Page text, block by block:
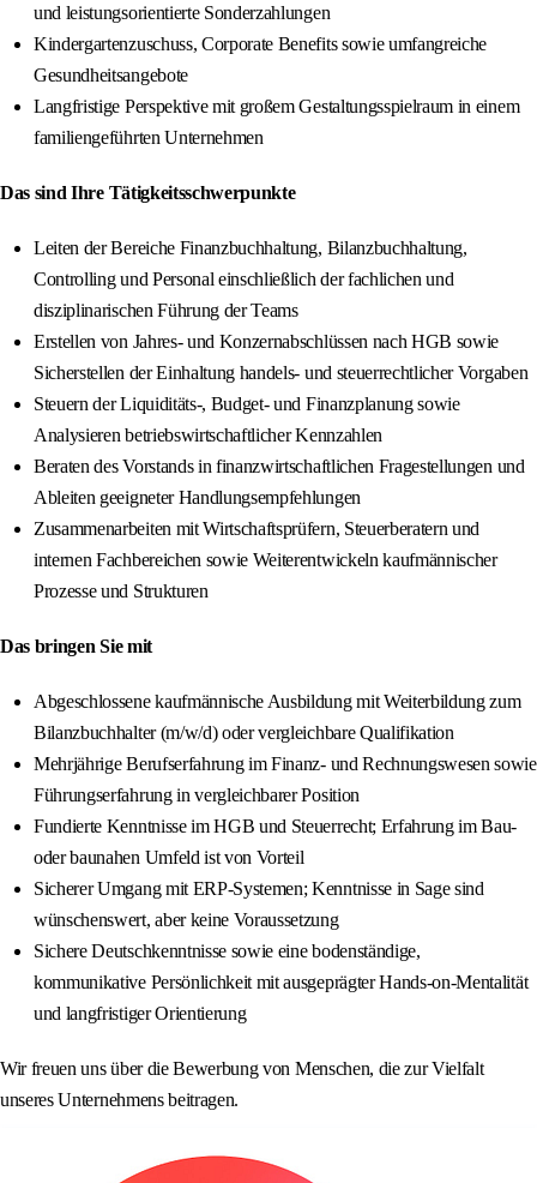
und leistungsorientierte Sonderzahlungen
Kindergartenzuschuss, Corporate Benefits sowie umfangreiche
Gesundheitsangebote
Langfristige Perspektive mit großem Gestaltungsspielraum in einem
familiengeführten Unternehmen
Das sind Ihre Tätigkeitsschwerpunkte
Leiten der Bereiche Finanzbuchhaltung, Bilanzbuchhaltung,
Controlling und Personal einschließlich der fachlichen und
disziplinarischen Führung der Teams
Erstellen von Jahres- und Konzernabschlüssen nach HGB sowie
Sicherstellen der Einhaltung handels- und steuerrechtlicher Vorgaben
Steuern der Liquiditäts-, Budget- und Finanzplanung sowie
Analysieren betriebswirtschaftlicher Kennzahlen
Beraten des Vorstands in finanzwirtschaftlichen Fragestellungen und
Ableiten geeigneter Handlungsempfehlungen
Zusammenarbeiten mit Wirtschaftsprüfern, Steuerberatern und
internen Fachbereichen sowie Weiterentwickeln kaufmännischer
Prozesse und Strukturen
Das bringen Sie mit
Abgeschlossene kaufmännische Ausbildung mit Weiterbildung zum
Bilanzbuchhalter (m/w/d) oder vergleichbare Qualifikation
Mehrjährige Berufserfahrung im Finanz- und Rechnungswesen sowie
Führungserfahrung in vergleichbarer Position
Fundierte Kenntnisse im HGB und Steuerrecht; Erfahrung im Bau-
oder baunahen Umfeld ist von Vorteil
Sicherer Umgang mit ERP-Systemen; Kenntnisse in Sage sind
wünschenswert, aber keine Voraussetzung
Sichere Deutschkenntnisse sowie eine bodenständige,
kommunikative Persönlichkeit mit ausgeprägter Hands-on-Mentalität
und langfristiger Orientierung
Wir freuen uns über die Bewerbung von Menschen, die zur Vielfalt
unseres Unternehmens beitragen.